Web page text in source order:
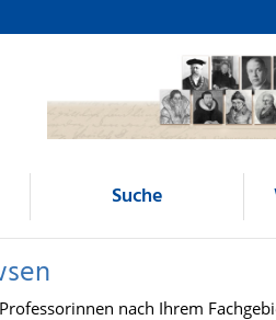
Suche
nach Ihrem